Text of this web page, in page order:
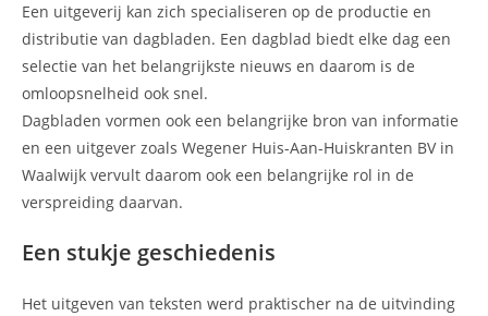
Een uitgeverij kan zich specialiseren op de productie en
distributie van dagbladen. Een dagblad biedt elke dag een
selectie van het belangrijkste nieuws en daarom is de
omloopsnelheid ook snel.
Dagbladen vormen ook een belangrijke bron van informatie
en een uitgever zoals Wegener Huis-Aan-Huiskranten BV in
Waalwijk vervult daarom ook een belangrijke rol in de
verspreiding daarvan.
Een stukje geschiedenis
Het uitgeven van teksten werd praktischer na de uitvinding